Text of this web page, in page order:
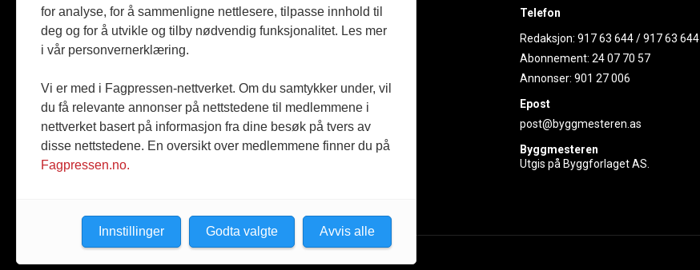
Telefon
Redaksjon:917 63 644/917 63 644
Abonnement:24 07 70 57
Annonser:901 27 006
Epost
post@byggmesteren.as
Byggmesteren
Utgis på Byggforlaget AS.
for analyse, for å sammenligne nettlesere, tilpasse innhold til
deg og for å utvikle og tilby nødvendig funksjonalitet. Les mer
i vår personvernerklæring.
Vi er med i Fagpressen-nettverket. Om du samtykker under, vil
du få relevante annonser på nettstedene til medlemmene i
nettverket basert på informasjon fra dine besøk på tvers av
disse nettstedene. En oversikt over medlemmene finner du på
Fagpressen.no.
Avvis alle
Godta valgte
Innstillinger